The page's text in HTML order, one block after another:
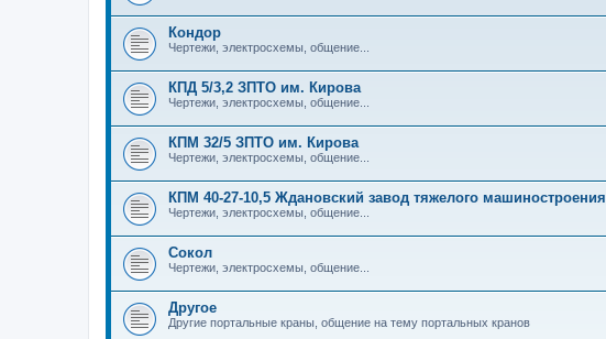
Кондор
Чертежи, электросхемы, общение...
КПД 5/3,2 ЗПТО им. Кирова
Чертежи, электросхемы, общение...
КПМ 32/5 ЗПТО им. Кирова
Чертежи, электросхемы, общение...
КПМ 40-27-10,5 Ждановский завод тяжелого машиностроения
Чертежи, электросхемы, общение...
Сокол
Чертежи, электросхемы, общение...
Другое
Другие портальные краны, общение на тему портальных кранов